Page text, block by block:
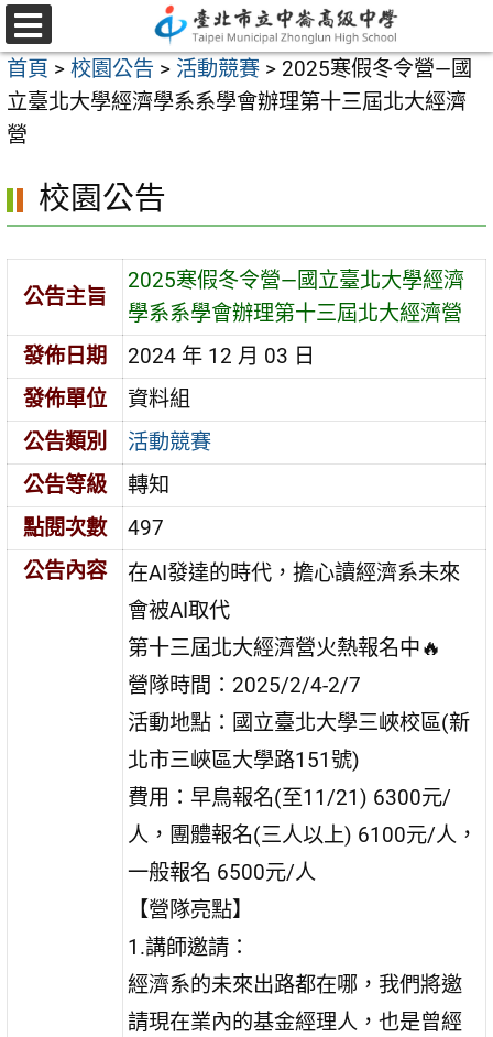
跳
至
主
要
內
區
選
單
首頁 > 校園公告 > 活動競賽 > 2025寒假冬令營—國
立臺北大學經濟學系系學會辦理第十三屆北大經濟
營
校園公告
公告主旨
2025寒假冬令營—國立臺北大學經濟
學系系學會辦理第十三屆北大經濟營
發佈日期
2024 年 12 月 03 日
發佈單位
資料組
公告類別
活動競賽
公告等級
轉知
點閱次數
497
公告內容
在AI發達的時代，擔心讀經濟系未來
會被AI取代
第十三屆北大經濟營火熱報名中🔥
營隊時間：2025/2/4-2/7
活動地點：國立臺北大學三峽校區(新
北市三峽區大學路151號)
費用：早鳥報名(至11/21) 6300元/
人，團體報名(三人以上) 6100元/人，
一般報名 6500元/人
【營隊亮點】
1.講師邀請：
經濟系的未來出路都在哪，我們將邀
請現在業內的基金經理人，也是曾經